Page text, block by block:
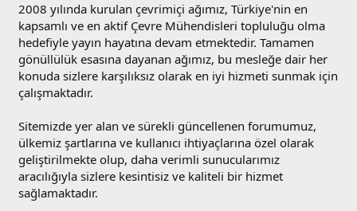
2008 yılında kurulan çevrimiçi ağımız, Türkiye'nin en
kapsamlı ve en aktif Çevre Mühendisleri topluluğu olma
hedefiyle yayın hayatına devam etmektedir. Tamamen
gönüllülük esasına dayanan ağımız, bu mesleğe dair her
konuda sizlere karşılıksız olarak en iyi hizmeti sunmak için
çalışmaktadır.
Sitemizde yer alan ve sürekli güncellenen forumumuz,
ülkemiz şartlarına ve kullanıcı ihtiyaçlarına özel olarak
geliştirilmekte olup, daha verimli sunucularımız
aracılığıyla sizlere kesintisiz ve kaliteli bir hizmet
sağlamaktadır.